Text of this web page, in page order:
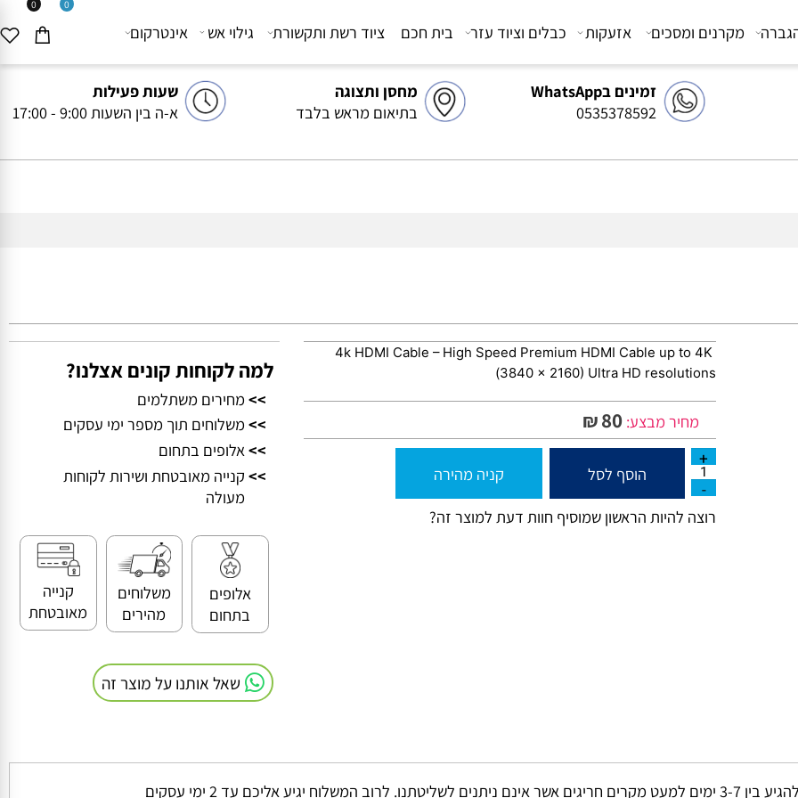
זמינים בWhatsApp
0535378592
מחסן ותצוגה
בתיאום מראש בלבד
שעות פעילות
א-ה בין השעות 9:00 - 17:00
0 0
מקרנים ומסכים אזעקות כבלים וציוד עזר בית חכם ציוד רשת ותקשורת גילוי אש אינטרקום
4k HDMI Cable – High Speed Premium HDMI Cable up to 4K
מחיר מבצע: ₪80
הוסף לסל
קניה מהירה
למה לקוחות קונים אצלנו?
מחירים משתלמים
>> משלוחים תוך מספר ימי עסקים
>> אלופים בתחום
קנייה מאובטחת ושירות לקוחות
אלופים
בתחום
משלוחים
מהירים
קנייה
מאובטחת